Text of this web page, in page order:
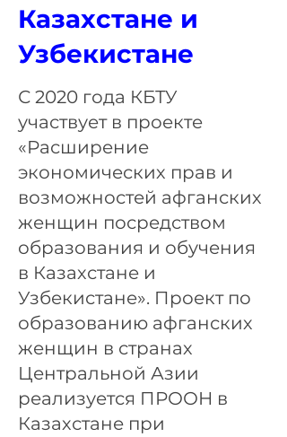
Казахстане и
Узбекистане
С 2020 года КБТУ
участвует в проекте
«Расширение
экономических прав и
возможностей афганских
женщин посредством
образования и обучения
в Казахстане и
Узбекистане». Проект по
образованию афганских
женщин в странах
Центральной Азии
реализуется ПРООН в
Казахстане при